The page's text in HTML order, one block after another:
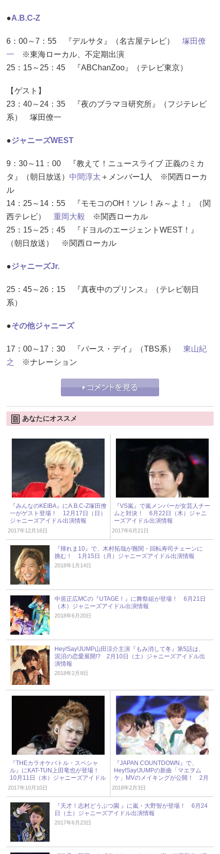
●A.B.C-Z
6：00～7：55 『デルサタ』（名古屋テレビ） 塚田僚
一 ※東海ローカル、不定期出演
25：15～25：45 『ABChanZoo』（テレビ東京）
【ゲスト】
23：40～24：35 『夜のブラマヨ研究所』（フジテレビ
系） 塚田僚一
●ジャニーズWEST
9：30～11：00 『教えて！ニュースライブ 正義のミカ
タ』（朝日放送） 中間淳太 ＋メンバー1人 ※関西ローカ
ル
14：25～14：55 『モモコのOH！ソレ！み～よ！』（関
西テレビ） 重岡大毅 ※関西ローカル
25：15～25：45 『ドヨルのエージェントWEST！』
（朝日放送） ※関西ローカル
●ジャニーズJr.
25：45～26：15 『真夜中のプリンス』（テレビ朝日
系）
●その他ジャニーズ
17：00～17：30 『バース・デイ』（TBS系） 東山紀
之
※ナレーション
あなたにオススメ
『みんなのKEIBA』にA.B.C-Z塚田僚
一がゲスト登場！ 12月17日（日）
ジャニーズアイドル出演情報
2017年12月16日
『VS嵐』で嵐メンバーが女芸人チー
ムと対決！ 6月22日（木）ジャニ
ーズアイドル出演情報
2017年6月21日
『帰れま10』で、木村拓哉が難関・回転寿司チェーンに
挑む！ 1月15日（月）ジャニーズアイドル出演情報
2018年1月14日
中居正広MCの『UTAGE！』に舞祭組が登場！ 6月21日
（木）ジャニーズアイドル出演情報
2018年6月20日
Hey!Say!JUMP山田涼介主演『もみ消して冬』第5話は、
泥沼の恋愛展開!? 2月10日（土）ジャニーズアイドル出
演情報
2018年2月9日
『THEカラオケバトル・スペシャ
ル』にKAT-TUN上田竜也が登場！
10月11日（水）ジャニーズアイドル
出演情報
2017年10月10日
『JAPAN COUNTDOWN』で、
Hey!Say!JUMPの新曲「マエヲム
ケ」MVのメイキングが公開！ 2月
4日（日）ジャニーズアイドル出演
2018年2月3日
『天才！志村どうぶつ園 』に嵐・大野智が登場！ 6月24
日（土）ジャニーズアイドル出演情報
2017年6月23日